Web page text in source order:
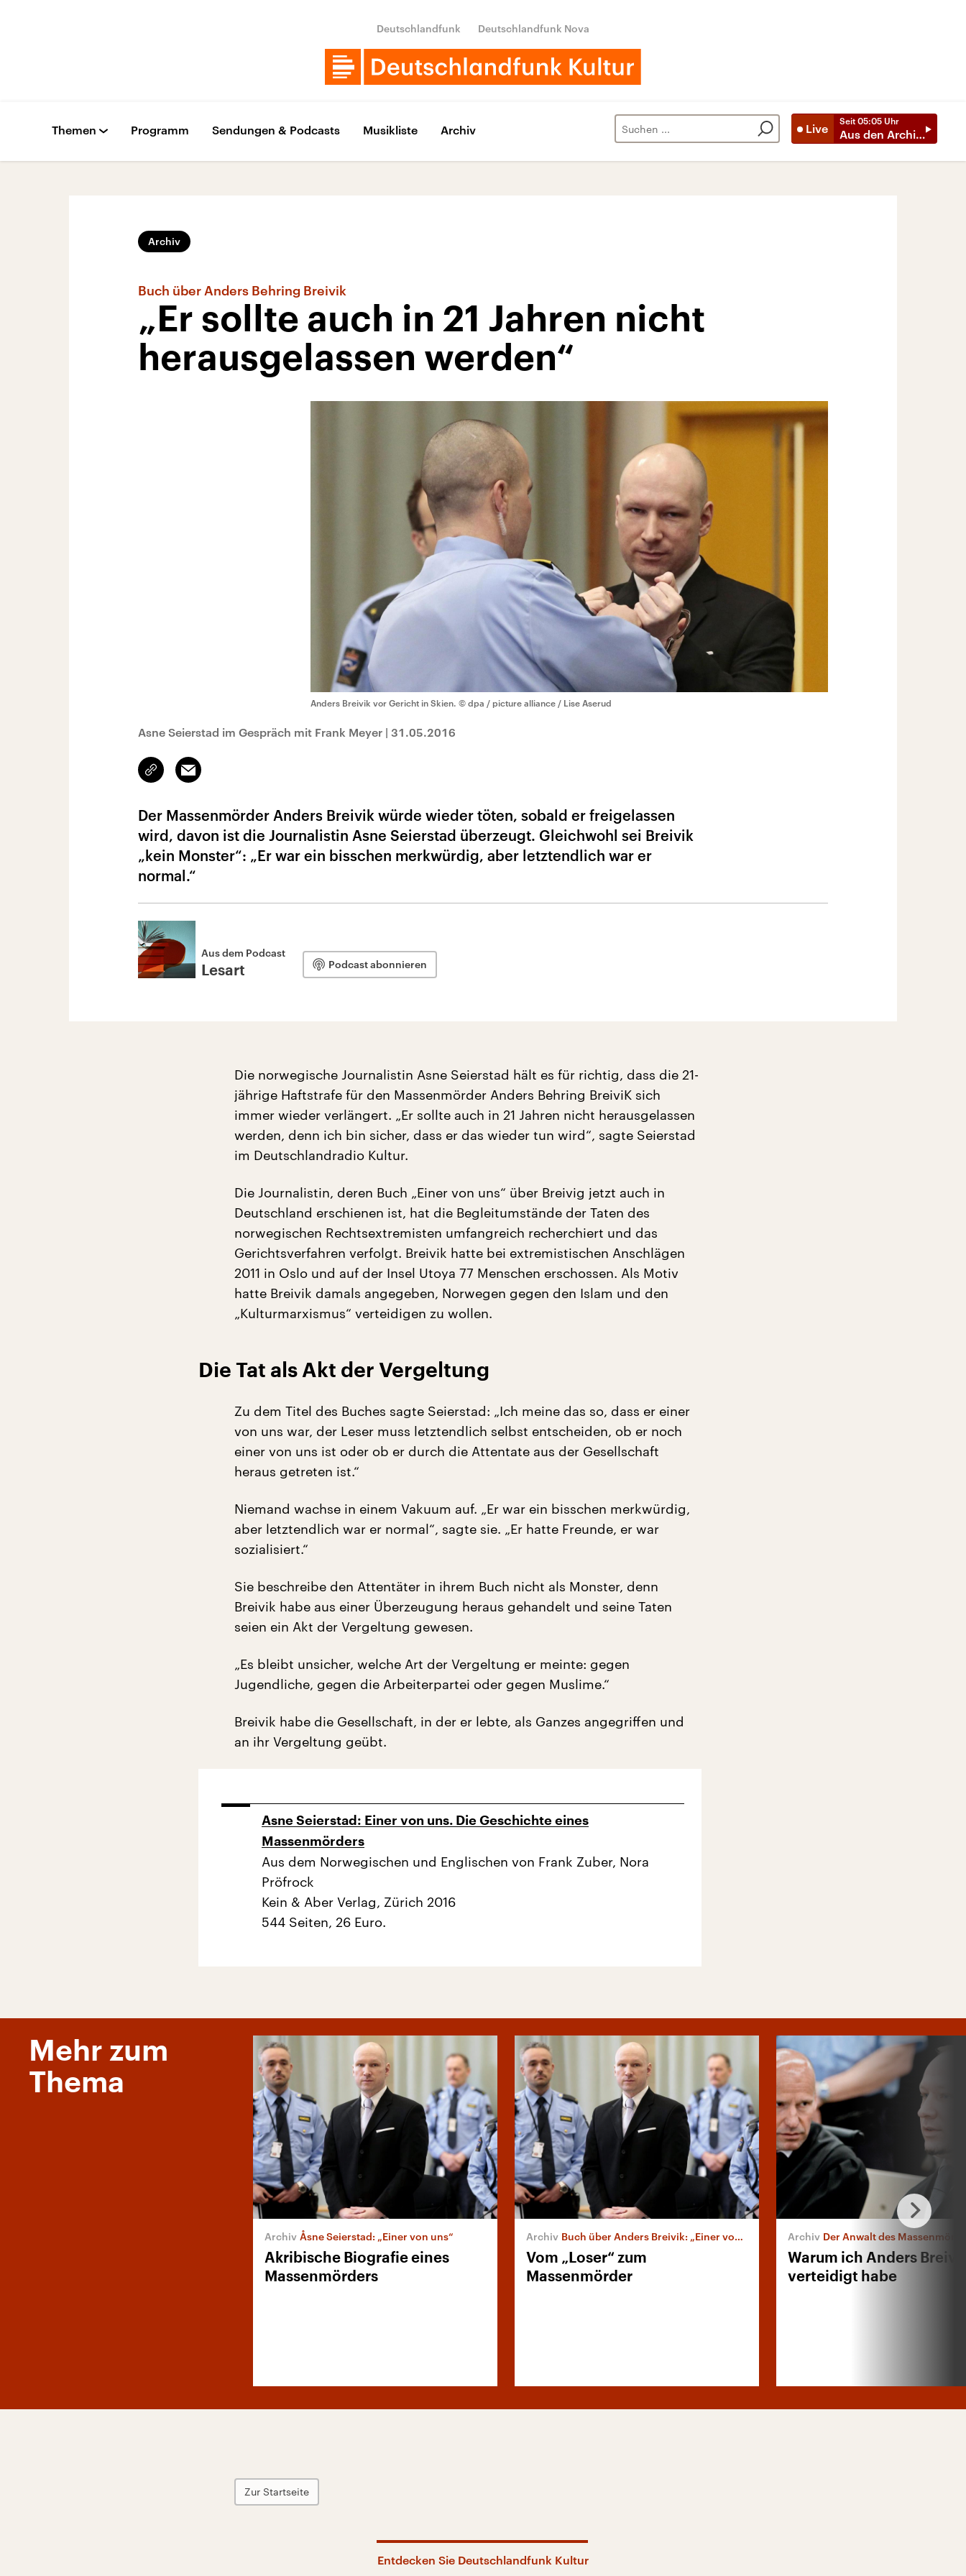
Deutschlandfunk Deutschlandfunk Nova
Live
Seit 05:05 Uhr
Aus den Archiven
Themen Programm Sendungen & Podcasts Musikliste Archiv
Archiv
Buch über Anders Behring Breivik
„Er sollte auch in 21 Jahren nicht
herausgelassen werden“
Anders Breivik vor Gericht in Skien. © dpa / picture alliance / Lise Aserud
Asne Seierstad im Gespräch mit Frank Meyer | 31.05.2016
Link
kopieren/teilen
Email
Der Massenmörder Anders Breivik würde wieder töten, sobald er freigelassen
wird, davon ist die Journalistin Asne Seierstad überzeugt. Gleichwohl sei Breivik
„kein Monster“: „Er war ein bisschen merkwürdig, aber letztendlich war er
normal.“
Aus dem Podcast
Lesart Podcast abonnieren
Die norwegische Journalistin Asne Seierstad hält es für richtig, dass die 21-
jährige Haftstrafe für den Massenmörder Anders Behring BreiviK sich
immer wieder verlängert. „Er sollte auch in 21 Jahren nicht herausgelassen
werden, denn ich bin sicher, dass er das wieder tun wird“, sagte Seierstad
im Deutschlandradio Kultur.
Die Journalistin, deren Buch „Einer von uns“ über Breivig jetzt auch in
Deutschland erschienen ist, hat die Begleitumstände der Taten des
norwegischen Rechtsextremisten umfangreich recherchiert und das
Gerichtsverfahren verfolgt. Breivik hatte bei extremistischen Anschlägen
2011 in Oslo und auf der Insel Utoya 77 Menschen erschossen. Als Motiv
hatte Breivik damals angegeben, Norwegen gegen den Islam und den
„Kulturmarxismus“ verteidigen zu wollen.
Die Tat als Akt der Vergeltung
Zu dem Titel des Buches sagte Seierstad: „Ich meine das so, dass er einer
von uns war, der Leser muss letztendlich selbst entscheiden, ob er noch
einer von uns ist oder ob er durch die Attentate aus der Gesellschaft
heraus getreten ist.“
Niemand wachse in einem Vakuum auf. „Er war ein bisschen merkwürdig,
aber letztendlich war er normal“, sagte sie. „Er hatte Freunde, er war
sozialisiert.“
Sie beschreibe den Attentäter in ihrem Buch nicht als Monster, denn
Breivik habe aus einer Überzeugung heraus gehandelt und seine Taten
seien ein Akt der Vergeltung gewesen.
„Es bleibt unsicher, welche Art der Vergeltung er meinte: gegen
Jugendliche, gegen die Arbeiterpartei oder gegen Muslime.“
Breivik habe die Gesellschaft, in der er lebte, als Ganzes angegriffen und
an ihr Vergeltung geübt.
Asne Seierstad: Einer von uns. Die Geschichte eines
Massenmörders
Aus dem Norwegischen und Englischen von Frank Zuber, Nora
Pröfrock
Kein & Aber Verlag, Zürich 2016
544 Seiten, 26 Euro.
Mehr zum
Thema
Åsne Seierstad: „Einer von uns“
Akribische Biografie eines
Massenmörders
Buch über Anders Breivik: „Einer von uns“
Vom „Loser“ zum
Massenmörder
Der Anwalt des
Warum ich Anders
verteidigt habe
Zur Startseite
Entdecken Sie Deutschlandfunk Kultur